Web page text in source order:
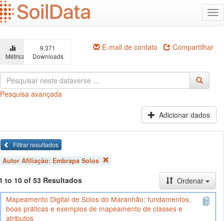
Ir
para
o
principal
Métricas
9,371
Downloads
E-mail de contato Compartilhar
Pesquisa avançada
Adicionar dados
Filtrar resultados
Autor Afiliação: Embrapa Solos
to 10 of 53 Resultados
Ordenar
Mapeamento Digital de Solos do Maranhão: fundamentos,
boas práticas e exemplos de mapeamento de classes e
atributos